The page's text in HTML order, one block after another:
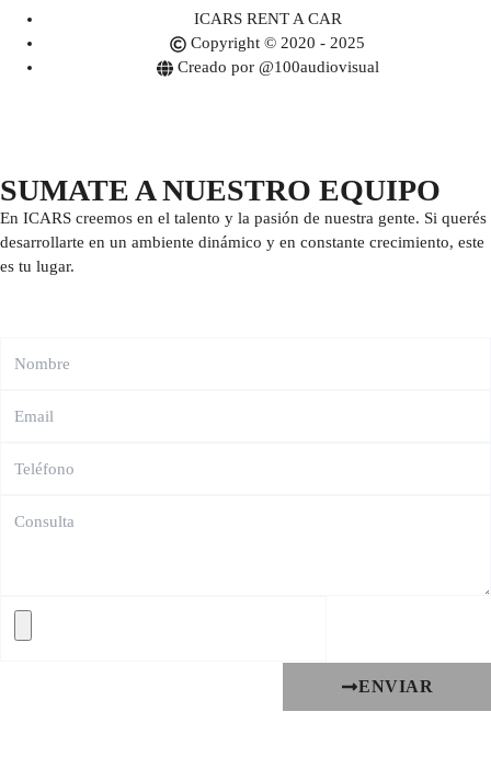
ICARS RENT A CAR
Copyright © 2020 - 2025
Creado por @100audiovisual
SUMATE A NUESTRO EQUIPO
En ICARS creemos en el talento y la pasión de nuestra gente. Si querés
desarrollarte en un ambiente dinámico y en constante crecimiento, este
es tu lugar.
ENVIAR